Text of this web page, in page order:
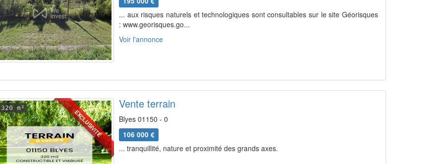
... aux risques naturels et technologiques sont consultables sur le site Géorisques
: www.georisques.go...
Voir l'annonce
EXCLUSIVITÉ
320 m² Vente terrain
Blyes 01150 - 0
106 000 €
... tranquillité, nature et proximité des grands axes.